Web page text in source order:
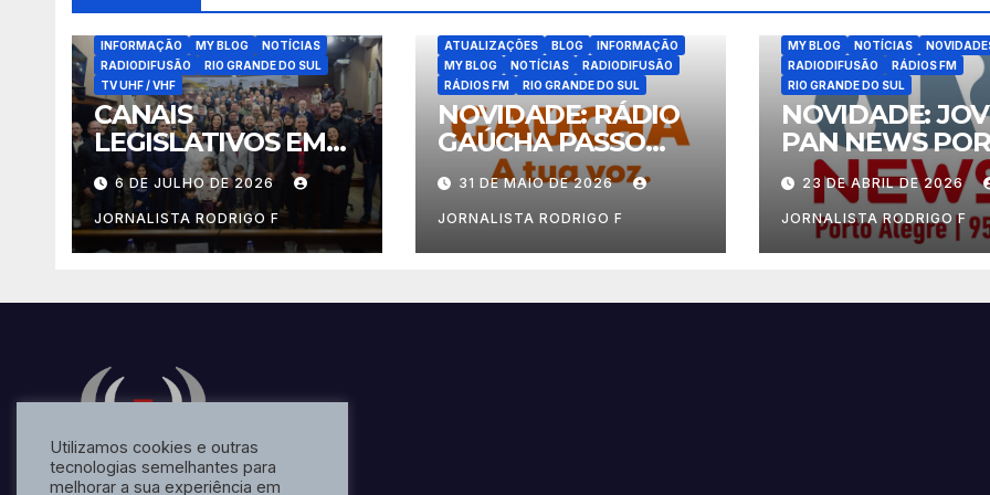
INFORMAÇÃO
MY BLOG
NOTÍCIAS
RADIODIFUSÃO
RIO GRANDE DO SUL
TV UHF / VHF
CANAIS
LEGISLATIVOS EM
CAXIAS DO SUL
6 DE JULHO DE 2026
JORNALISTA RODRIGO F
ATUALIZAÇÕES BLOG
INFORMAÇÃO
MY BLOG
NOTÍCIAS
RADIODIFUSÃO
RÁDIOS FM
RIO GRANDE DO SUL
NOVIDADE: RÁDIO
GAÚCHA PASSO
FUNDO
31 DE MAIO DE 2026
JORNALISTA RODRIGO F
MY BLOG
NOTÍCIAS
RADIODIFUSÃO
RÁDIOS FM
RIO GRANDE DO SUL
NOVIDADE:
PAN NEWS
ALEGRE
23 DE ABRIL DE 2026
JORNALISTA RODRIGO F
Utilizamos cookies e outras
tecnologias semelhantes para
melhorar a sua experiência em